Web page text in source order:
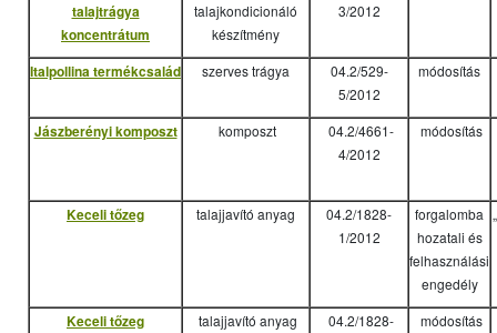
talajtrágya
koncentrátum
talajkondicionáló
készítmény
3/2012
Italpollina termékcsalád szerves trágya
04.2/529-
5/2012
módosítás
Jászberényi komposzt komposzt
04.2/4661-
4/2012
módosítás
Keceli tőzeg talajjavító anyag
04.2/1828-
1/2012
forgalomba
hozatali és
felhasználási
engedély
Keceli tőzeg talajjavító anyag
04.2/1828-
módosítás